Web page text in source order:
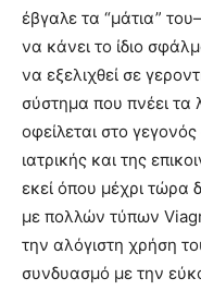
έβγαλε τα “μάτια”
να κάνει το ίδιο
να εξελιχθεί σε
σύστημα που πνέει τα
οφείλεται στο
ιατρικής και της
εκεί όπου μέχρι τώρα
με πολλών τύπων
την αλόγιστη χρήση
συνδυασμό με την